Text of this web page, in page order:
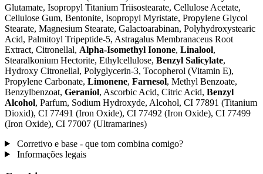
Glutamate, Isopropyl Titanium Triisostearate, Cellulose Acetate,
Cellulose Gum, Bentonite, Isopropyl Myristate, Propylene Glycol
Stearate, Magnesium Stearate, Galactoarabinan, Polyhydroxystearic
Acid, Palmitoyl Tripeptide-5, Astragalus Membranaceus Root
Extract, Citronellal, Alpha-Isomethyl Ionone, Linalool,
Stearalkonium Hectorite, Ethylcellulose, Benzyl Salicylate,
Hydroxy Citronellal, Polyglycerin-3, Tocopherol (Vitamin E),
Propylene Carbonate, Limonene, Farnesol, Methyl Benzoate,
Benzylbenzoat, Geraniol, Ascorbic Acid, Citric Acid, Benzyl
Alcohol, Parfum, Sodium Hydroxyde, Alcohol, CI 77891 (Titanium
Dioxid), CI 77491 (Iron Oxide), CI 77492 (Iron Oxide), CI 77499
(Iron Oxide), CI 77007 (Ultramarines)
Corretivo e base - que tom combina comigo?
Informações legais